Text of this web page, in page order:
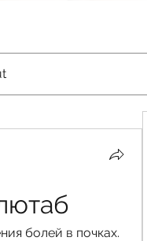
болей в почках.